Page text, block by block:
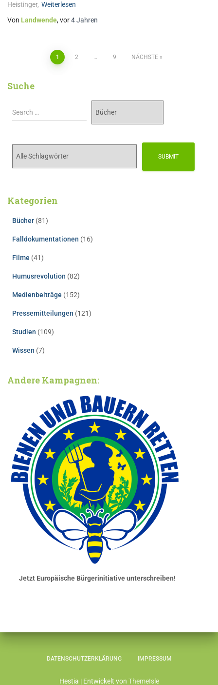
Heistinger, Weiterlesen
Von Landwende, vor4 Jahren
1 2 … 9 NÄCHSTE
Suche
Kategorien
Bücher (81)
Falldokumentationen (16)
Filme (41)
Humusrevolution (82)
Medienbeiträge (152)
Pressemitteilungen (121)
Studien (109)
Wissen (7)
Andere Kampagnen:
Jetzt Europäische Bürgerinitiative unterschreiben!
DATENSCHUTZERKLÄRUNG IMPRESSUM
Hestia | Entwickelt von ThemeIsle